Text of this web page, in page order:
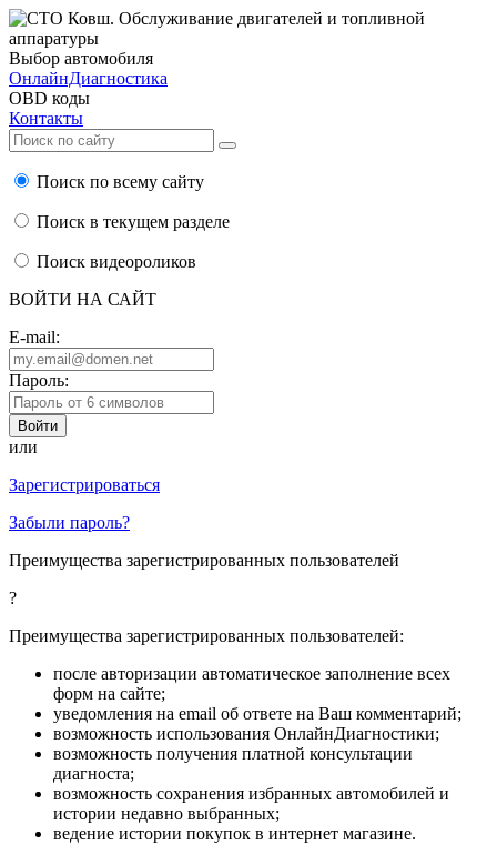
Выбор автомобиля
ОнлайнДиагностика
OBD коды
Контакты
Поиск по всему сайту
Поиск в текущем разделе
Поиск видеороликов
ВОЙТИ НА САЙТ
E-mail:
Пароль:
или
Зарегистрироваться
Забыли пароль?
Преимущества зарегистрированных пользователей
?
Преимущества зарегистрированных пользователей:
после авторизации автоматическое заполнение всех
форм на сайте;
уведомления на email об ответе на Ваш комментарий;
возможность использования ОнлайнДиагностики;
возможность получения платной консультации
диагноста;
возможность сохранения избранных автомобилей и
истории недавно выбранных;
ведение истории покупок в интернет магазине.